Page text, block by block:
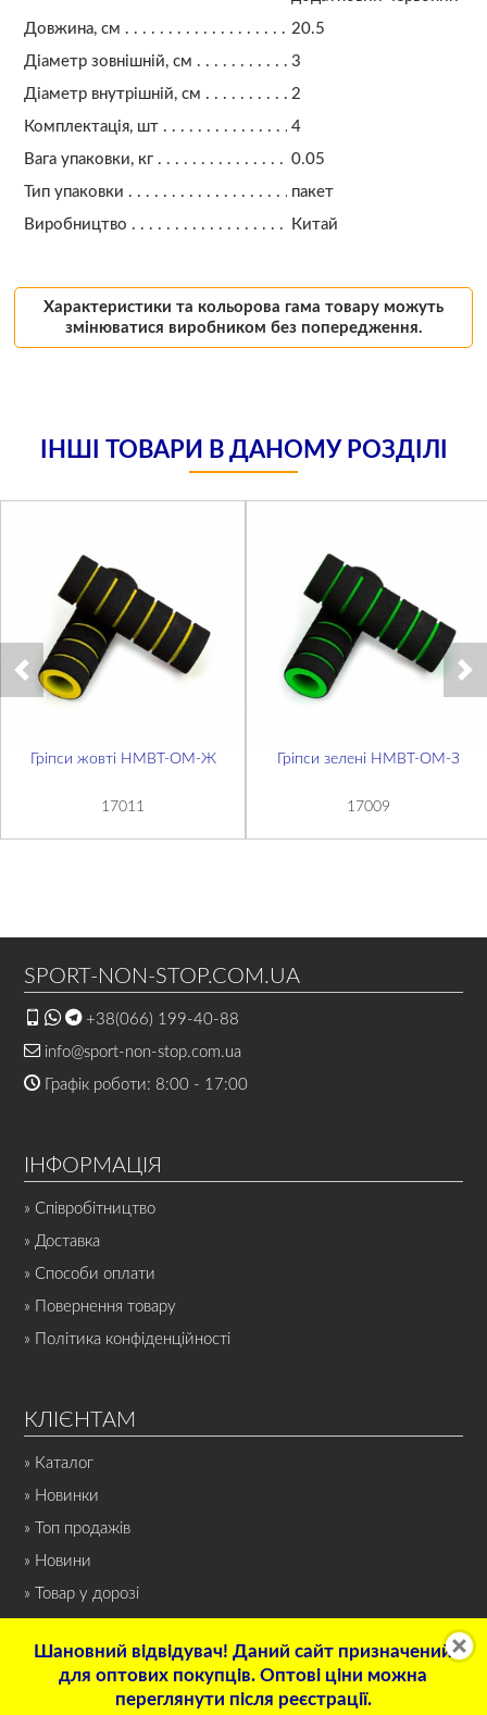
Довжина, см
20.5
Діаметр зовнішній, см
3
Діаметр внутрішній, см
2
Комплектація, шт
4
Вага упаковки, кг
0.05
Тип упаковки
пакет
Виробництво
Китай
Характеристики та кольорова гама товару можуть
змінюватися виробником без попередження.
ІНШІ ТОВАРИ В ДАНОМУ РОЗДІЛІ
Гріпси жовті НМВТ-OM-Ж
17011
Гріпси зелені НМВТ-OM-З
17009
SPORT-NON-STOP.COM.UA
+38(066) 199-40-88
info@sport-non-stop.com.ua
Графік роботи: 8:00 - 17:00
ІНФОРМАЦІЯ
» Співробітництво
» Доставка
» Способи оплати
» Повернення товару
» Політика конфіденційності
КЛІЄНТАМ
» Каталог
» Новинки
» Топ продажів
» Новини
» Товар у дорозі
Шановний відвідувач! Даний сайт призначений
для оптових покупців. Оптові ціни можна
переглянути після реєстрації.